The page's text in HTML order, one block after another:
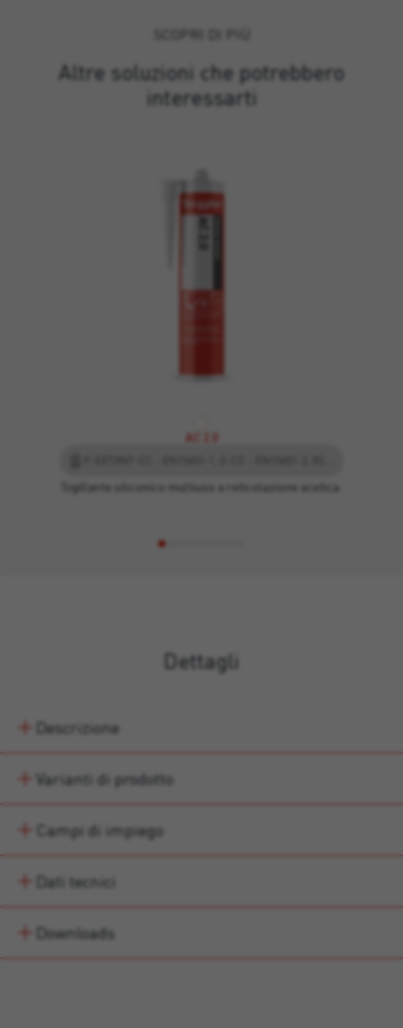
Altre soluzioni che potrebbero
interessarti
AC 2.0
Sigillante siliconico multiuso a reticolazione acetica.
Dettagli
Descrizione
Varianti di prodotto
Campi di impiego
Dati tecnici
Downloads